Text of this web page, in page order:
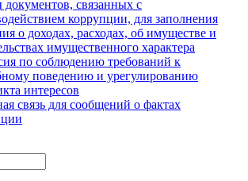
связанных с
коррупции, для заполнения
о доходах, расходах, об имуществе и
имущественного характера
по соблюдению требований к
поведению и урегулированию
интересов
связь для сообщений о фактах